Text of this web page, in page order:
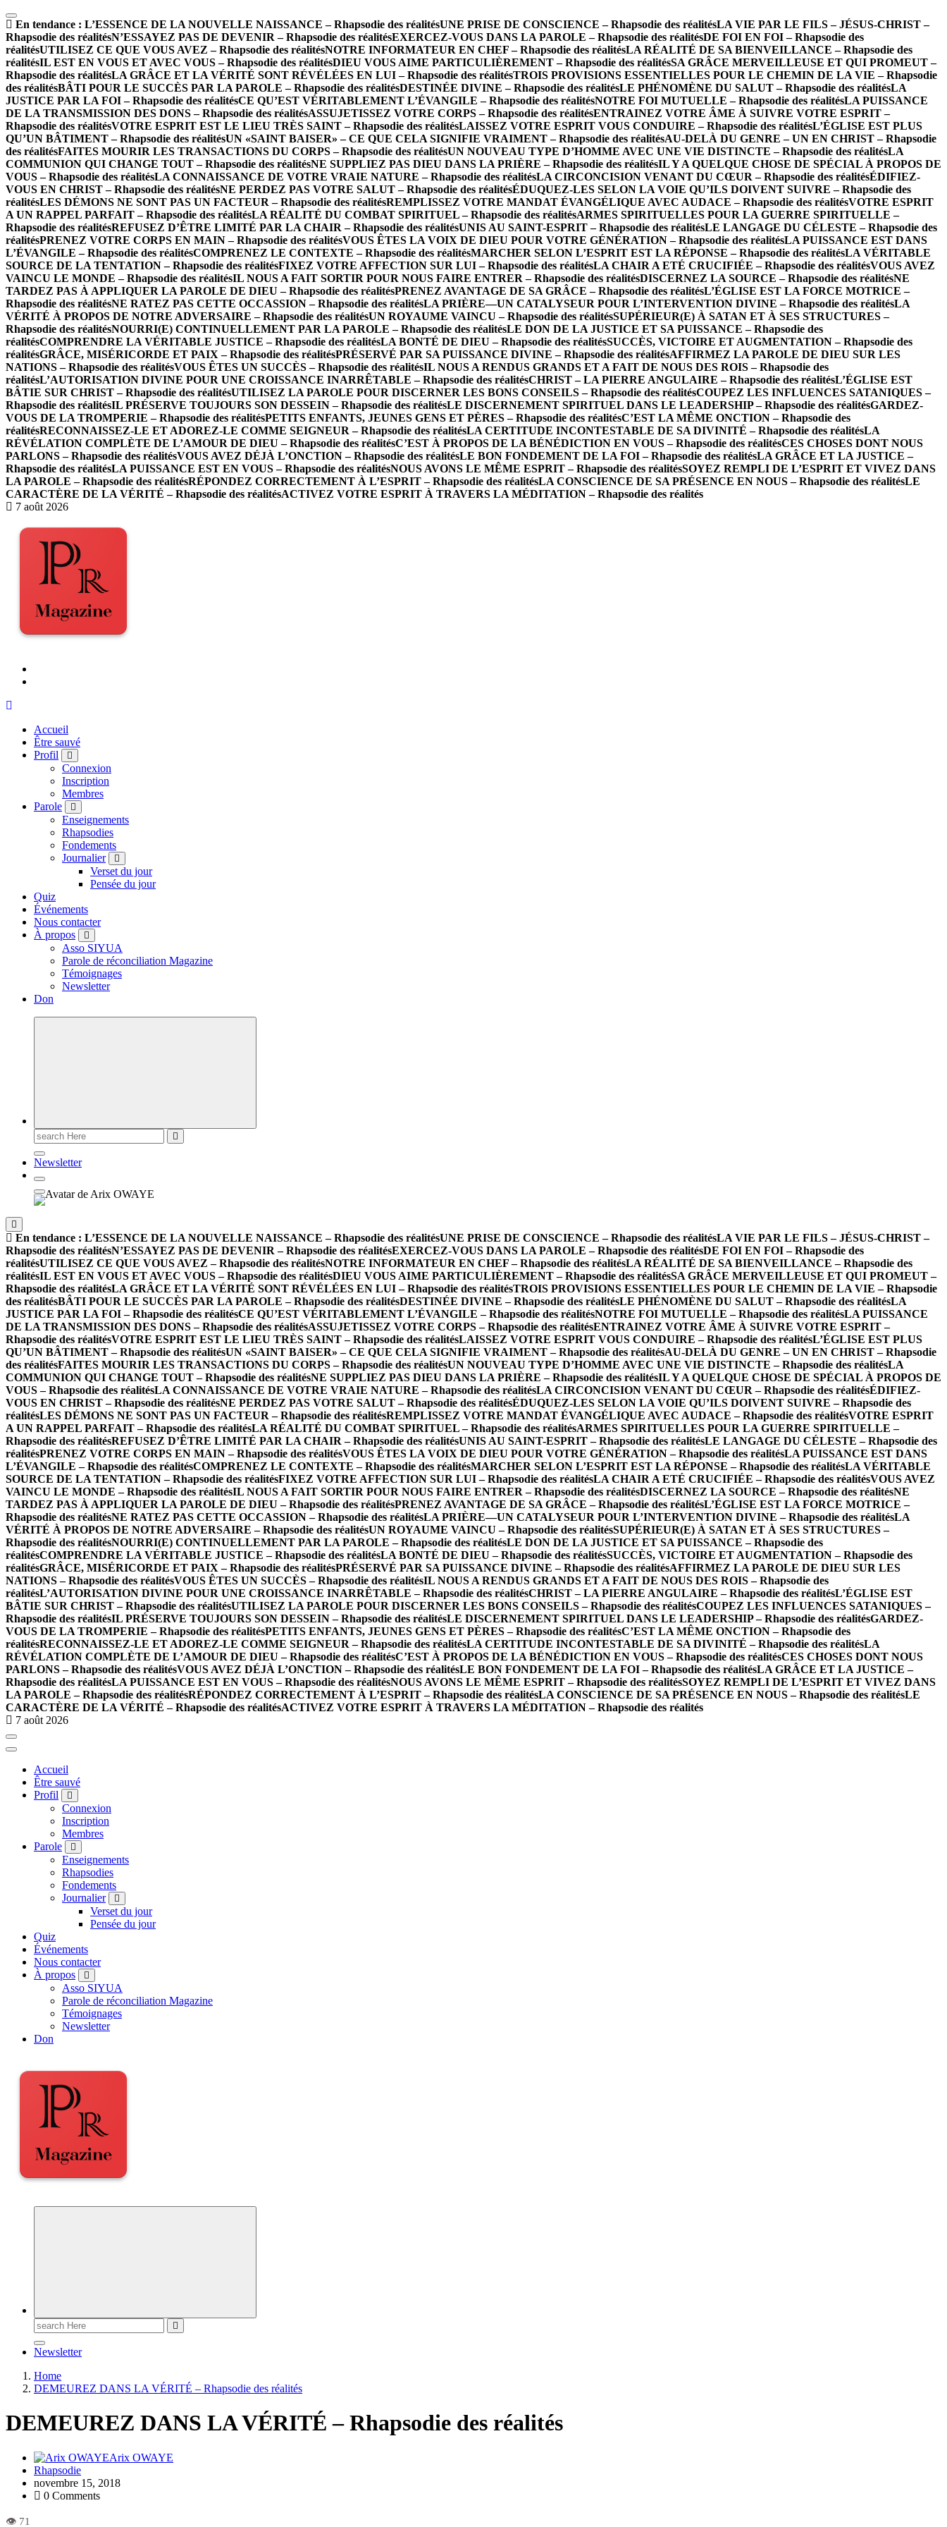
En tendance : L’ESSENCE DE LA NOUVELLE NAISSANCE – Rhapsodie des réalitésUNE PRISE DE CONSCIENCE – Rhapsodie des réalitésLA VIE PAR LE FILS – JÉSUS-CHRIST –
Rhapsodie des réalitésN’ESSAYEZ PAS DE DEVENIR – Rhapsodie des réalitésEXERCEZ-VOUS DANS LA PAROLE – Rhapsodie des réalitésDE FOI EN FOI – Rhapsodie des
réalitésUTILISEZ CE QUE VOUS AVEZ – Rhapsodie des réalitésNOTRE INFORMATEUR EN CHEF – Rhapsodie des réalitésLA RÉALITÉ DE SA BIENVEILLANCE – Rhapsodie des
réalitésIL EST EN VOUS ET AVEC VOUS – Rhapsodie des réalitésDIEU VOUS AIME PARTICULIÈREMENT – Rhapsodie des réalitésSA GRÂCE MERVEILLEUSE ET QUI PROMEUT –
Rhapsodie des réalitésLA GRÂCE ET LA VÉRITÉ SONT RÉVÉLÉES EN LUI – Rhapsodie des réalitésTROIS PROVISIONS ESSENTIELLES POUR LE CHEMIN DE LA VIE – Rhapsodie
des réalitésBÂTI POUR LE SUCCÈS PAR LA PAROLE – Rhapsodie des réalitésDESTINÉE DIVINE – Rhapsodie des réalitésLE PHÉNOMÈNE DU SALUT – Rhapsodie des réalitésLA
JUSTICE PAR LA FOI – Rhapsodie des réalitésCE QU’EST VÉRITABLEMENT L’ÉVANGILE – Rhapsodie des réalitésNOTRE FOI MUTUELLE – Rhapsodie des réalitésLA PUISSANCE
DE LA TRANSMISSION DES DONS – Rhapsodie des réalitésASSUJETISSEZ VOTRE CORPS – Rhapsodie des réalitésENTRAINEZ VOTRE ÂME À SUIVRE VOTRE ESPRIT –
Rhapsodie des réalitésVOTRE ESPRIT EST LE LIEU TRÈS SAINT – Rhapsodie des réalitésLAISSEZ VOTRE ESPRIT VOUS CONDUIRE – Rhapsodie des réalitésL’ÉGLISE EST PLUS
QU’UN BÂTIMENT – Rhapsodie des réalitésUN «SAINT BAISER» – CE QUE CELA SIGNIFIE VRAIMENT – Rhapsodie des réalitésAU-DELÀ DU GENRE – UN EN CHRIST – Rhapsodie
des réalitésFAITES MOURIR LES TRANSACTIONS DU CORPS – Rhapsodie des réalitésUN NOUVEAU TYPE D’HOMME AVEC UNE VIE DISTINCTE – Rhapsodie des réalitésLA
COMMUNION QUI CHANGE TOUT – Rhapsodie des réalitésNE SUPPLIEZ PAS DIEU DANS LA PRIÈRE – Rhapsodie des réalitésIL Y A QUELQUE CHOSE DE SPÉCIAL À PROPOS DE
VOUS – Rhapsodie des réalitésLA CONNAISSANCE DE VOTRE VRAIE NATURE – Rhapsodie des réalitésLA CIRCONCISION VENANT DU CŒUR – Rhapsodie des réalitésÉDIFIEZ-
VOUS EN CHRIST – Rhapsodie des réalitésNE PERDEZ PAS VOTRE SALUT – Rhapsodie des réalitésÉDUQUEZ-LES SELON LA VOIE QU’ILS DOIVENT SUIVRE – Rhapsodie des
réalitésLES DÉMONS NE SONT PAS UN FACTEUR – Rhapsodie des réalitésREMPLISSEZ VOTRE MANDAT ÉVANGÉLIQUE AVEC AUDACE – Rhapsodie des réalitésVOTRE ESPRIT
A UN RAPPEL PARFAIT – Rhapsodie des réalitésLA RÉALITÉ DU COMBAT SPIRITUEL – Rhapsodie des réalitésARMES SPIRITUELLES POUR LA GUERRE SPIRITUELLE –
Rhapsodie des réalitésREFUSEZ D’ÊTRE LIMITÉ PAR LA CHAIR – Rhapsodie des réalitésUNIS AU SAINT-ESPRIT – Rhapsodie des réalitésLE LANGAGE DU CÉLESTE – Rhapsodie des
réalitésPRENEZ VOTRE CORPS EN MAIN – Rhapsodie des réalitésVOUS ÊTES LA VOIX DE DIEU POUR VOTRE GÉNÉRATION – Rhapsodie des réalitésLA PUISSANCE EST DANS
L’ÉVANGILE – Rhapsodie des réalitésCOMPRENEZ LE CONTEXTE – Rhapsodie des réalitésMARCHER SELON L’ESPRIT EST LA RÉPONSE – Rhapsodie des réalitésLA VÉRITABLE
SOURCE DE LA TENTATION – Rhapsodie des réalitésFIXEZ VOTRE AFFECTION SUR LUI – Rhapsodie des réalitésLA CHAIR A ETÉ CRUCIFIÉE – Rhapsodie des réalitésVOUS AVEZ
VAINCU LE MONDE – Rhapsodie des réalitésIL NOUS A FAIT SORTIR POUR NOUS FAIRE ENTRER – Rhapsodie des réalitésDISCERNEZ LA SOURCE – Rhapsodie des réalitésNE
TARDEZ PAS À APPLIQUER LA PAROLE DE DIEU – Rhapsodie des réalitésPRENEZ AVANTAGE DE SA GRÂCE – Rhapsodie des réalitésL’ÉGLISE EST LA FORCE MOTRICE –
Rhapsodie des réalitésNE RATEZ PAS CETTE OCCASSION – Rhapsodie des réalitésLA PRIÈRE—UN CATALYSEUR POUR L’INTERVENTION DIVINE – Rhapsodie des réalitésLA
VÉRITÉ À PROPOS DE NOTRE ADVERSAIRE – Rhapsodie des réalitésUN ROYAUME VAINCU – Rhapsodie des réalitésSUPÉRIEUR(E) À SATAN ET À SES STRUCTURES –
Rhapsodie des réalitésNOURRI(E) CONTINUELLEMENT PAR LA PAROLE – Rhapsodie des réalitésLE DON DE LA JUSTICE ET SA PUISSANCE – Rhapsodie des
réalitésCOMPRENDRE LA VÉRITABLE JUSTICE – Rhapsodie des réalitésLA BONTÉ DE DIEU – Rhapsodie des réalitésSUCCÈS, VICTOIRE ET AUGMENTATION – Rhapsodie des
réalitésGRÂCE, MISÉRICORDE ET PAIX – Rhapsodie des réalitésPRÉSERVÉ PAR SA PUISSANCE DIVINE – Rhapsodie des réalitésAFFIRMEZ LA PAROLE DE DIEU SUR LES
NATIONS – Rhapsodie des réalitésVOUS ÊTES UN SUCCÈS – Rhapsodie des réalitésIL NOUS A RENDUS GRANDS ET A FAIT DE NOUS DES ROIS – Rhapsodie des
réalitésL’AUTORISATION DIVINE POUR UNE CROISSANCE INARRÊTABLE – Rhapsodie des réalitésCHRIST – LA PIERRE ANGULAIRE – Rhapsodie des réalitésL’ÉGLISE EST
BÂTIE SUR CHRIST – Rhapsodie des réalitésUTILISEZ LA PAROLE POUR DISCERNER LES BONS CONSEILS – Rhapsodie des réalitésCOUPEZ LES INFLUENCES SATANIQUES –
Rhapsodie des réalitésIL PRÉSERVE TOUJOURS SON DESSEIN – Rhapsodie des réalitésLE DISCERNEMENT SPIRITUEL DANS LE LEADERSHIP – Rhapsodie des réalitésGARDEZ-
VOUS DE LA TROMPERIE – Rhapsodie des réalitésPETITS ENFANTS, JEUNES GENS ET PÈRES – Rhapsodie des réalitésC’EST LA MÊME ONCTION – Rhapsodie des
réalitésRECONNAISSEZ-LE ET ADOREZ-LE COMME SEIGNEUR – Rhapsodie des réalitésLA CERTITUDE INCONTESTABLE DE SA DIVINITÉ – Rhapsodie des réalitésLA
RÉVÉLATION COMPLÈTE DE L’AMOUR DE DIEU – Rhapsodie des réalitésC’EST À PROPOS DE LA BÉNÉDICTION EN VOUS – Rhapsodie des réalitésCES CHOSES DONT NOUS
PARLONS – Rhapsodie des réalitésVOUS AVEZ DÉJÀ L’ONCTION – Rhapsodie des réalitésLE BON FONDEMENT DE LA FOI – Rhapsodie des réalitésLA GRÂCE ET LA JUSTICE –
Rhapsodie des réalitésLA PUISSANCE EST EN VOUS – Rhapsodie des réalitésNOUS AVONS LE MÊME ESPRIT – Rhapsodie des réalitésSOYEZ REMPLI DE L’ESPRIT ET VIVEZ DANS
LA PAROLE – Rhapsodie des réalitésRÉPONDEZ CORRECTEMENT À L’ESPRIT – Rhapsodie des réalitésLA CONSCIENCE DE SA PRÉSENCE EN NOUS – Rhapsodie des réalitésLE
CARACTÈRE DE LA VÉRITÉ – Rhapsodie des réalitésACTIVEZ VOTRE ESPRIT À TRAVERS LA MÉDITATION – Rhapsodie des réalités
7 août 2026
Accueil
Être sauvé
Profil
Connexion
Inscription
Membres
Parole
Enseignements
Rhapsodies
Fondements
Journalier
Verset du jour
Pensée du jour
Quiz
Événements
Nous contacter
À propos
Asso SIYUA
Parole de réconciliation Magazine
Témoignages
Newsletter
Don
Newsletter
En tendance : L’ESSENCE DE LA NOUVELLE NAISSANCE – Rhapsodie des réalitésUNE PRISE DE CONSCIENCE – Rhapsodie des réalitésLA VIE PAR LE FILS – JÉSUS-CHRIST –
Rhapsodie des réalitésN’ESSAYEZ PAS DE DEVENIR – Rhapsodie des réalitésEXERCEZ-VOUS DANS LA PAROLE – Rhapsodie des réalitésDE FOI EN FOI – Rhapsodie des
réalitésUTILISEZ CE QUE VOUS AVEZ – Rhapsodie des réalitésNOTRE INFORMATEUR EN CHEF – Rhapsodie des réalitésLA RÉALITÉ DE SA BIENVEILLANCE – Rhapsodie des
réalitésIL EST EN VOUS ET AVEC VOUS – Rhapsodie des réalitésDIEU VOUS AIME PARTICULIÈREMENT – Rhapsodie des réalitésSA GRÂCE MERVEILLEUSE ET QUI PROMEUT –
Rhapsodie des réalitésLA GRÂCE ET LA VÉRITÉ SONT RÉVÉLÉES EN LUI – Rhapsodie des réalitésTROIS PROVISIONS ESSENTIELLES POUR LE CHEMIN DE LA VIE – Rhapsodie
des réalitésBÂTI POUR LE SUCCÈS PAR LA PAROLE – Rhapsodie des réalitésDESTINÉE DIVINE – Rhapsodie des réalitésLE PHÉNOMÈNE DU SALUT – Rhapsodie des réalitésLA
JUSTICE PAR LA FOI – Rhapsodie des réalitésCE QU’EST VÉRITABLEMENT L’ÉVANGILE – Rhapsodie des réalitésNOTRE FOI MUTUELLE – Rhapsodie des réalitésLA PUISSANCE
DE LA TRANSMISSION DES DONS – Rhapsodie des réalitésASSUJETISSEZ VOTRE CORPS – Rhapsodie des réalitésENTRAINEZ VOTRE ÂME À SUIVRE VOTRE ESPRIT –
Rhapsodie des réalitésVOTRE ESPRIT EST LE LIEU TRÈS SAINT – Rhapsodie des réalitésLAISSEZ VOTRE ESPRIT VOUS CONDUIRE – Rhapsodie des réalitésL’ÉGLISE EST PLUS
QU’UN BÂTIMENT – Rhapsodie des réalitésUN «SAINT BAISER» – CE QUE CELA SIGNIFIE VRAIMENT – Rhapsodie des réalitésAU-DELÀ DU GENRE – UN EN CHRIST – Rhapsodie
des réalitésFAITES MOURIR LES TRANSACTIONS DU CORPS – Rhapsodie des réalitésUN NOUVEAU TYPE D’HOMME AVEC UNE VIE DISTINCTE – Rhapsodie des réalitésLA
COMMUNION QUI CHANGE TOUT – Rhapsodie des réalitésNE SUPPLIEZ PAS DIEU DANS LA PRIÈRE – Rhapsodie des réalitésIL Y A QUELQUE CHOSE DE SPÉCIAL À PROPOS DE
VOUS – Rhapsodie des réalitésLA CONNAISSANCE DE VOTRE VRAIE NATURE – Rhapsodie des réalitésLA CIRCONCISION VENANT DU CŒUR – Rhapsodie des réalitésÉDIFIEZ-
VOUS EN CHRIST – Rhapsodie des réalitésNE PERDEZ PAS VOTRE SALUT – Rhapsodie des réalitésÉDUQUEZ-LES SELON LA VOIE QU’ILS DOIVENT SUIVRE – Rhapsodie des
réalitésLES DÉMONS NE SONT PAS UN FACTEUR – Rhapsodie des réalitésREMPLISSEZ VOTRE MANDAT ÉVANGÉLIQUE AVEC AUDACE – Rhapsodie des réalitésVOTRE ESPRIT
A UN RAPPEL PARFAIT – Rhapsodie des réalitésLA RÉALITÉ DU COMBAT SPIRITUEL – Rhapsodie des réalitésARMES SPIRITUELLES POUR LA GUERRE SPIRITUELLE –
Rhapsodie des réalitésREFUSEZ D’ÊTRE LIMITÉ PAR LA CHAIR – Rhapsodie des réalitésUNIS AU SAINT-ESPRIT – Rhapsodie des réalitésLE LANGAGE DU CÉLESTE – Rhapsodie des
réalitésPRENEZ VOTRE CORPS EN MAIN – Rhapsodie des réalitésVOUS ÊTES LA VOIX DE DIEU POUR VOTRE GÉNÉRATION – Rhapsodie des réalitésLA PUISSANCE EST DANS
L’ÉVANGILE – Rhapsodie des réalitésCOMPRENEZ LE CONTEXTE – Rhapsodie des réalitésMARCHER SELON L’ESPRIT EST LA RÉPONSE – Rhapsodie des réalitésLA VÉRITABLE
SOURCE DE LA TENTATION – Rhapsodie des réalitésFIXEZ VOTRE AFFECTION SUR LUI – Rhapsodie des réalitésLA CHAIR A ETÉ CRUCIFIÉE – Rhapsodie des réalitésVOUS AVEZ
VAINCU LE MONDE – Rhapsodie des réalitésIL NOUS A FAIT SORTIR POUR NOUS FAIRE ENTRER – Rhapsodie des réalitésDISCERNEZ LA SOURCE – Rhapsodie des réalitésNE
TARDEZ PAS À APPLIQUER LA PAROLE DE DIEU – Rhapsodie des réalitésPRENEZ AVANTAGE DE SA GRÂCE – Rhapsodie des réalitésL’ÉGLISE EST LA FORCE MOTRICE –
Rhapsodie des réalitésNE RATEZ PAS CETTE OCCASSION – Rhapsodie des réalitésLA PRIÈRE—UN CATALYSEUR POUR L’INTERVENTION DIVINE – Rhapsodie des réalitésLA
VÉRITÉ À PROPOS DE NOTRE ADVERSAIRE – Rhapsodie des réalitésUN ROYAUME VAINCU – Rhapsodie des réalitésSUPÉRIEUR(E) À SATAN ET À SES STRUCTURES –
Rhapsodie des réalitésNOURRI(E) CONTINUELLEMENT PAR LA PAROLE – Rhapsodie des réalitésLE DON DE LA JUSTICE ET SA PUISSANCE – Rhapsodie des
réalitésCOMPRENDRE LA VÉRITABLE JUSTICE – Rhapsodie des réalitésLA BONTÉ DE DIEU – Rhapsodie des réalitésSUCCÈS, VICTOIRE ET AUGMENTATION – Rhapsodie des
réalitésGRÂCE, MISÉRICORDE ET PAIX – Rhapsodie des réalitésPRÉSERVÉ PAR SA PUISSANCE DIVINE – Rhapsodie des réalitésAFFIRMEZ LA PAROLE DE DIEU SUR LES
NATIONS – Rhapsodie des réalitésVOUS ÊTES UN SUCCÈS – Rhapsodie des réalitésIL NOUS A RENDUS GRANDS ET A FAIT DE NOUS DES ROIS – Rhapsodie des
réalitésL’AUTORISATION DIVINE POUR UNE CROISSANCE INARRÊTABLE – Rhapsodie des réalitésCHRIST – LA PIERRE ANGULAIRE – Rhapsodie des réalitésL’ÉGLISE EST
BÂTIE SUR CHRIST – Rhapsodie des réalitésUTILISEZ LA PAROLE POUR DISCERNER LES BONS CONSEILS – Rhapsodie des réalitésCOUPEZ LES INFLUENCES SATANIQUES –
Rhapsodie des réalitésIL PRÉSERVE TOUJOURS SON DESSEIN – Rhapsodie des réalitésLE DISCERNEMENT SPIRITUEL DANS LE LEADERSHIP – Rhapsodie des réalitésGARDEZ-
VOUS DE LA TROMPERIE – Rhapsodie des réalitésPETITS ENFANTS, JEUNES GENS ET PÈRES – Rhapsodie des réalitésC’EST LA MÊME ONCTION – Rhapsodie des
réalitésRECONNAISSEZ-LE ET ADOREZ-LE COMME SEIGNEUR – Rhapsodie des réalitésLA CERTITUDE INCONTESTABLE DE SA DIVINITÉ – Rhapsodie des réalitésLA
RÉVÉLATION COMPLÈTE DE L’AMOUR DE DIEU – Rhapsodie des réalitésC’EST À PROPOS DE LA BÉNÉDICTION EN VOUS – Rhapsodie des réalitésCES CHOSES DONT NOUS
PARLONS – Rhapsodie des réalitésVOUS AVEZ DÉJÀ L’ONCTION – Rhapsodie des réalitésLE BON FONDEMENT DE LA FOI – Rhapsodie des réalitésLA GRÂCE ET LA JUSTICE –
Rhapsodie des réalitésLA PUISSANCE EST EN VOUS – Rhapsodie des réalitésNOUS AVONS LE MÊME ESPRIT – Rhapsodie des réalitésSOYEZ REMPLI DE L’ESPRIT ET VIVEZ DANS
LA PAROLE – Rhapsodie des réalitésRÉPONDEZ CORRECTEMENT À L’ESPRIT – Rhapsodie des réalitésLA CONSCIENCE DE SA PRÉSENCE EN NOUS – Rhapsodie des réalitésLE
CARACTÈRE DE LA VÉRITÉ – Rhapsodie des réalitésACTIVEZ VOTRE ESPRIT À TRAVERS LA MÉDITATION – Rhapsodie des réalités
7 août 2026
Accueil
Être sauvé
Profil
Connexion
Inscription
Membres
Parole
Enseignements
Rhapsodies
Fondements
Journalier
Verset du jour
Pensée du jour
Quiz
Événements
Nous contacter
À propos
Asso SIYUA
Parole de réconciliation Magazine
Témoignages
Newsletter
Don
Newsletter
Home
DEMEUREZ DANS LA VÉRITÉ – Rhapsodie des réalités
DEMEUREZ DANS LA VÉRITÉ – Rhapsodie des réalités
Arix OWAYE
Rhapsodie
novembre 15, 2018
0 Comments